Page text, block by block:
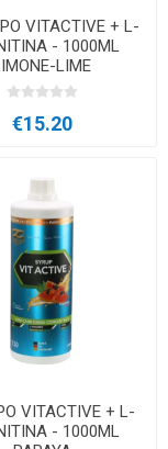
VITACTIVE + L-
- 1000ML
LIME
€15.20
VITACTIVE + L-
- 1000ML